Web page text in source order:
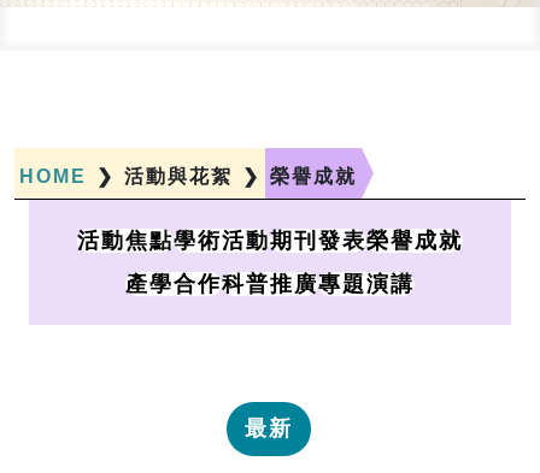
HOME ❯ 活動與花絮 ❯ 榮譽成就
活動焦點學術活動期刊發表榮譽成就
產學合作科普推廣專題演講
最新